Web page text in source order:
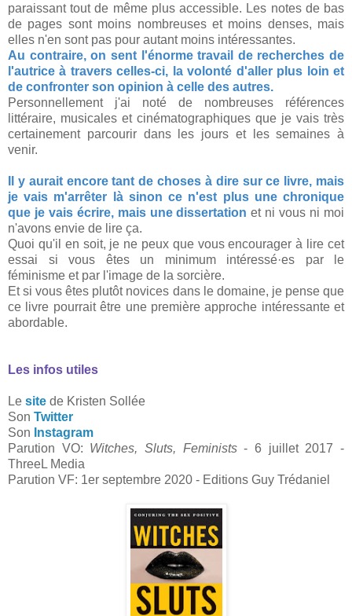
paraissant tout de même plus accessible. Les notes de bas
de pages sont moins nombreuses et moins denses, mais
elles n'en sont pas pour autant moins intéressantes.
Au contraire, on sent l'énorme travail de recherches de
l'autrice à travers celles-ci, la volonté d'aller plus loin et
de confronter son opinion à celle des autres.
Personnellement j'ai noté de nombreuses références
littéraire, musicales et cinématographiques que je vais très
certainement parcourir dans les jours et les semaines à
venir.
Il y aurait encore tant de choses à dire sur ce livre, mais
je vais m'arrêter là sinon ce n'est plus une chronique
que je vais écrire, mais une dissertation et ni vous ni moi
n'avons envie de lire ça.
Quoi qu'il en soit, je ne peux que vous encourager à lire cet
essai si vous êtes un minimum intéressé·es par le
féminisme et par l'image de la sorcière.
Et si vous êtes plutôt novices dans le domaine, je pense que
ce livre pourrait être une première approche intéressante et
abordable.
Les infos utiles
Le site de Kristen Sollée
Son Twitter
Son Instagram
Parution VO: Witches, Sluts, Feminists- 6 juillet 2017 -
ThreeL Media
Parution VF: 1er septembre 2020 - Editions Guy Trédaniel